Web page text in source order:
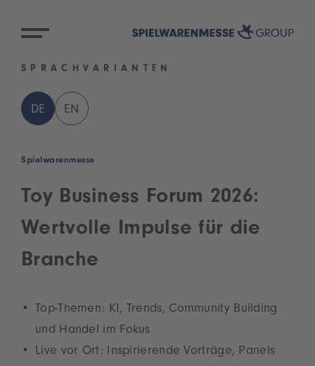
SPRACHVARIANTEN
DE EN
Spielwarenmesse
Toy Business Forum 2026:
Wertvolle Impulse für die
Branche
Top-Themen: KI, Trends, Community Building
und Handel im Fokus
Live vor Ort: Inspirierende Vorträge, Panels